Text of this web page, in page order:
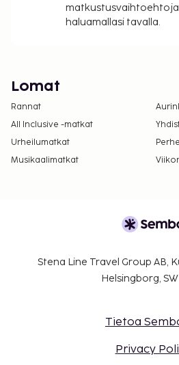
haluamallasi tavalla.
Lomat
Rannat
All Inclusive -matkat
Urheilumatkat
Musikaalimatkat
Stena Line Travel Group AB,
Helsingborg,
Tietoa
Privacy